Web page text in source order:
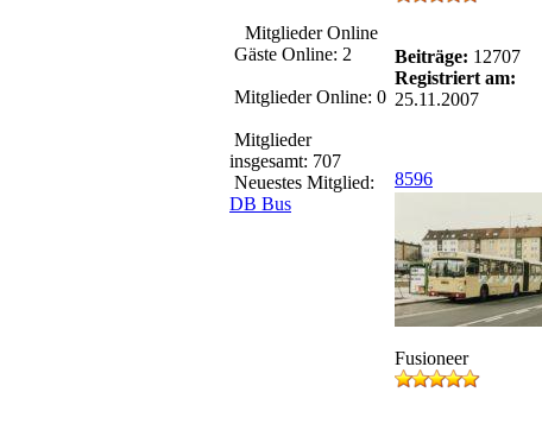
Mitglieder Online
Gäste Online: 2
Mitglieder Online: 0
Mitglieder
insgesamt: 707
Neuestes Mitglied:
DB Bus
Beiträge: 12707
Registriert am:
25.11.2007
8596
Fusioneer